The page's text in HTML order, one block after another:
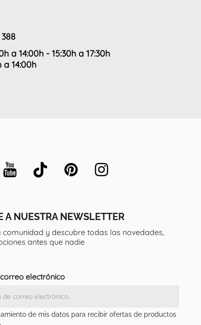
a 14:00h - 15:30h a 17:30h
a 14:00h
A NUESTRA NEWSLETTER
comunidad y descubre todas las novedades,
antes que nadie
electrónico
de mis datos para recibir ofertas de productos